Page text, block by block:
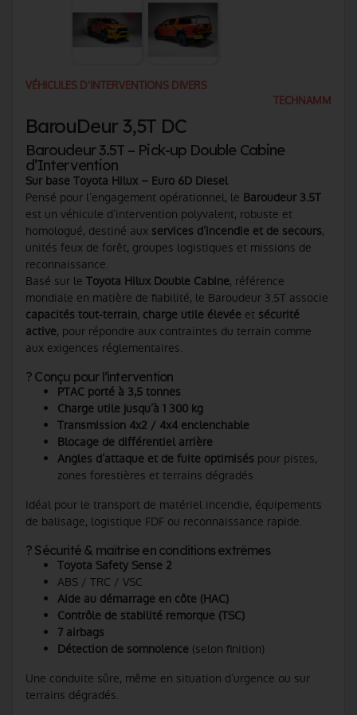
VÉHICULES D'INTERVENTIONS DIVERS
TECHNAMM
BarouDeur 3,5T DC
Baroudeur 3.5T – Pick-up Double Cabine
d’Intervention
Sur base Toyota Hilux – Euro 6D Diesel
Pensé pour l’engagement opérationnel, le Baroudeur 3.5T
est un véhicule d’intervention polyvalent, robuste et
homologué, destiné aux services d’incendie et de secours,
unités feux de forêt, groupes logistiques et missions de
reconnaissance.
Basé sur le Toyota Hilux Double Cabine, référence
mondiale en matière de fiabilité, le Baroudeur 3.5T associe
capacités tout-terrain, charge utile élevée et sécurité
active, pour répondre aux contraintes du terrain comme
aux exigences réglementaires.
? Conçu pour l’intervention
PTAC porté à 3,5 tonnes
Charge utile jusqu’à 1 300 kg
Transmission 4x2 / 4x4 enclenchable
Blocage de différentiel arrière
Angles d’attaque et de fuite optimisés pour pistes,
zones forestières et terrains dégradés
Idéal pour le transport de matériel incendie, équipements
de balisage, logistique FDF ou reconnaissance rapide.
? Sécurité & maîtrise en conditions extrêmes
Toyota Safety Sense 2
ABS / TRC / VSC
Aide au démarrage en côte (HAC)
Contrôle de stabilité remorque (TSC)
7 airbags
Détection de somnolence (selon finition)
Une conduite sûre, même en situation d’urgence ou sur
terrains dégradés.